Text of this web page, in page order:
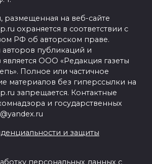
размещенная на веб-сайте
охраняется в соответствии с
РФ об авторском праве.
авторов публикаций и
ООО «Редакция газеты
Полное или частичное
материалов без гиперссылки на
запрещается. Контактные
и государственных
и защиты
персональных данных с